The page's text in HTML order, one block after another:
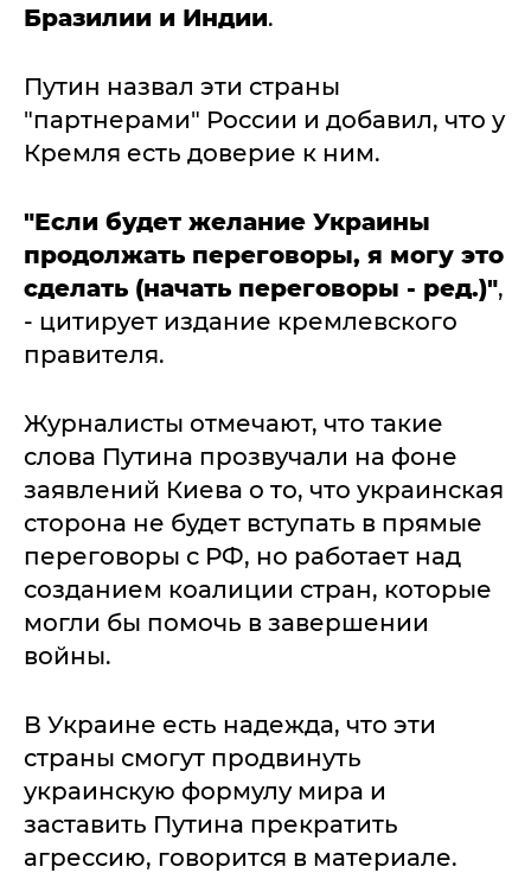
Бразилии и Индии.
Путин назвал эти страны
"партнерами" России и добавил, что у
Кремля есть доверие к ним.
"Если будет желание Украины
продолжать переговоры, я могу это
сделать (начать переговоры - ред.)",
- цитирует издание кремлевского
правителя.
Журналисты отмечают, что такие
слова Путина прозвучали на фоне
заявлений Киева о то, что украинская
сторона не будет вступать в прямые
переговоры с РФ, но работает над
созданием коалиции стран, которые
могли бы помочь в завершении
войны.
В Украине есть надежда, что эти
страны смогут продвинуть
украинскую формулу мира и
заставить Путина прекратить
агрессию, говорится в материале.